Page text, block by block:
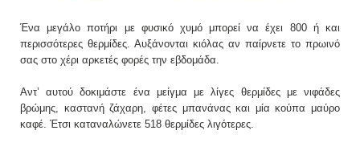
Ένα μεγάλο ποτήρι με φυσικό χυμό μπορεί να έχει 800 ή και
περισσότερες θερμίδες. Αυξάνονται κιόλας αν παίρνετε το πρωινό
σας στο χέρι αρκετές φορές την εβδομάδα.
Αντ’ αυτού δοκιμάστε ένα μείγμα με λίγες θερμίδες με νιφάδες
βρώμης, καστανή ζάχαρη, φέτες μπανάνας και μία κούπα μαύρο
καφέ. Έτσι καταναλώνετε 518 θερμίδες λιγότερες.